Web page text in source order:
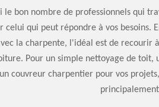
le bon nombre de professionnels qui
celui qui peut répondre à vos besoins.
la charpente, l'idéal est de recourir
Pour un simple nettoyage de toit,
couvreur charpentier pour vos